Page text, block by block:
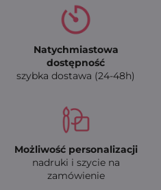
Natychmiastowa
dostępność
szybka dostawa (24-48h)
Możliwość personalizacji
nadruki i szycie na
zamówienie